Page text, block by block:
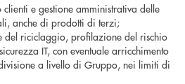
e gestione amministrativa delle
anche di prodotti di terzi;
del riciclaggio, profilazione del rischio
IT, con eventuale arricchimento
a livello di Gruppo, nei limiti di